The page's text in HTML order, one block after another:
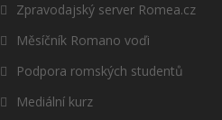
Zpravodajský server Romea.cz
Měsíčník Romano voďi
Podpora romských studentů
Mediální kurz